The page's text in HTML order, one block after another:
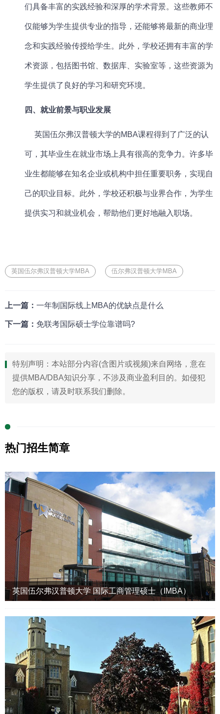
们具备丰富的实践经验和深厚的学术背景。这些教师不
仅能够为学生提供专业的指导，还能够将最新的商业理
念和实践经验传授给学生。此外，学校还拥有丰富的学
术资源，包括图书馆、数据库、实验室等，这些资源为
学生提供了良好的学习和研究环境。
四、就业前景与职业发展
英国伍尔弗汉普顿大学的MBA课程得到了广泛的认
可，其毕业生在就业市场上具有很高的竞争力。许多毕
业生都能够在知名企业或机构中担任重要职务，实现自
己的职业目标。此外，学校还积极与业界合作，为学生
提供实习和就业机会，帮助他们更好地融入职场。
英国伍尔弗汉普顿大学MBA 伍尔弗汉普顿大学MBA
上一篇： 一年制国际线上MBA的优缺点是什么
下一篇： 免联考国际硕士学位靠谱吗?
特别声明：本站部分内容(含图片或视频)来自网络，意在
提供MBA/DBA知识分享，不涉及商业盈利目的。如侵犯
您的版权，请及时联系我们删除。
热门招生简章
英国伍尔弗汉普顿大学 国际工商管理硕士（IMBA）